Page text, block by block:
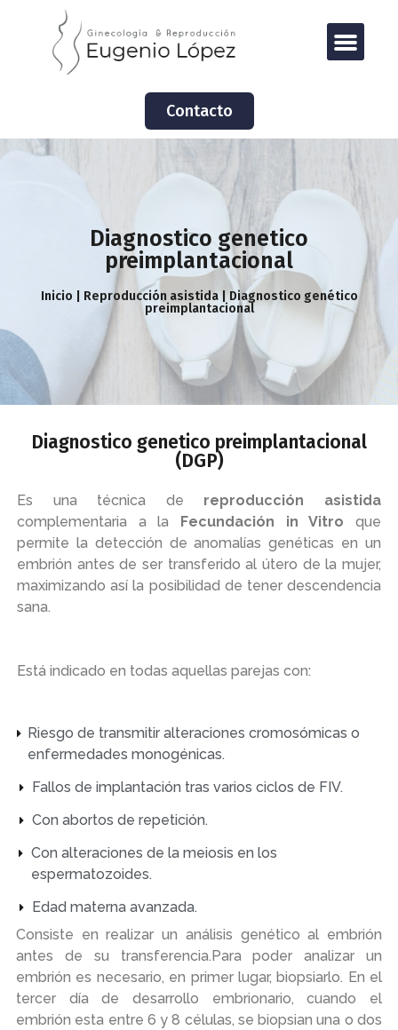
Contacto
Diagnostico genetico
preimplantacional
Inicio | Reproducción asistida | Diagnostico genético
preimplantacional
Diagnostico genetico preimplantacional
(DGP)
Es una técnica de reproducción asistida
complementaria a la Fecundación in Vitro que
permite la detección de anomalías genéticas en un
embrión antes de ser transferido al útero de la mujer,
maximizando así la posibilidad de tener descendencia
sana.
Está indicado en todas aquellas parejas con:
Riesgo de transmitir alteraciones cromosómicas o
enfermedades monogénicas.
Fallos de implantación tras varios ciclos de FIV.
Con abortos de repetición.
Con alteraciones de la meiosis en los
espermatozoides.
Edad materna avanzada.
Consiste en realizar un análisis genético al embrión
antes de su transferencia.Para poder analizar un
embrión es necesario, en primer lugar, biopsiarlo. En el
tercer día de desarrollo embrionario, cuando el
embrión esta entre 6 y 8 células, se biopsian una o dos